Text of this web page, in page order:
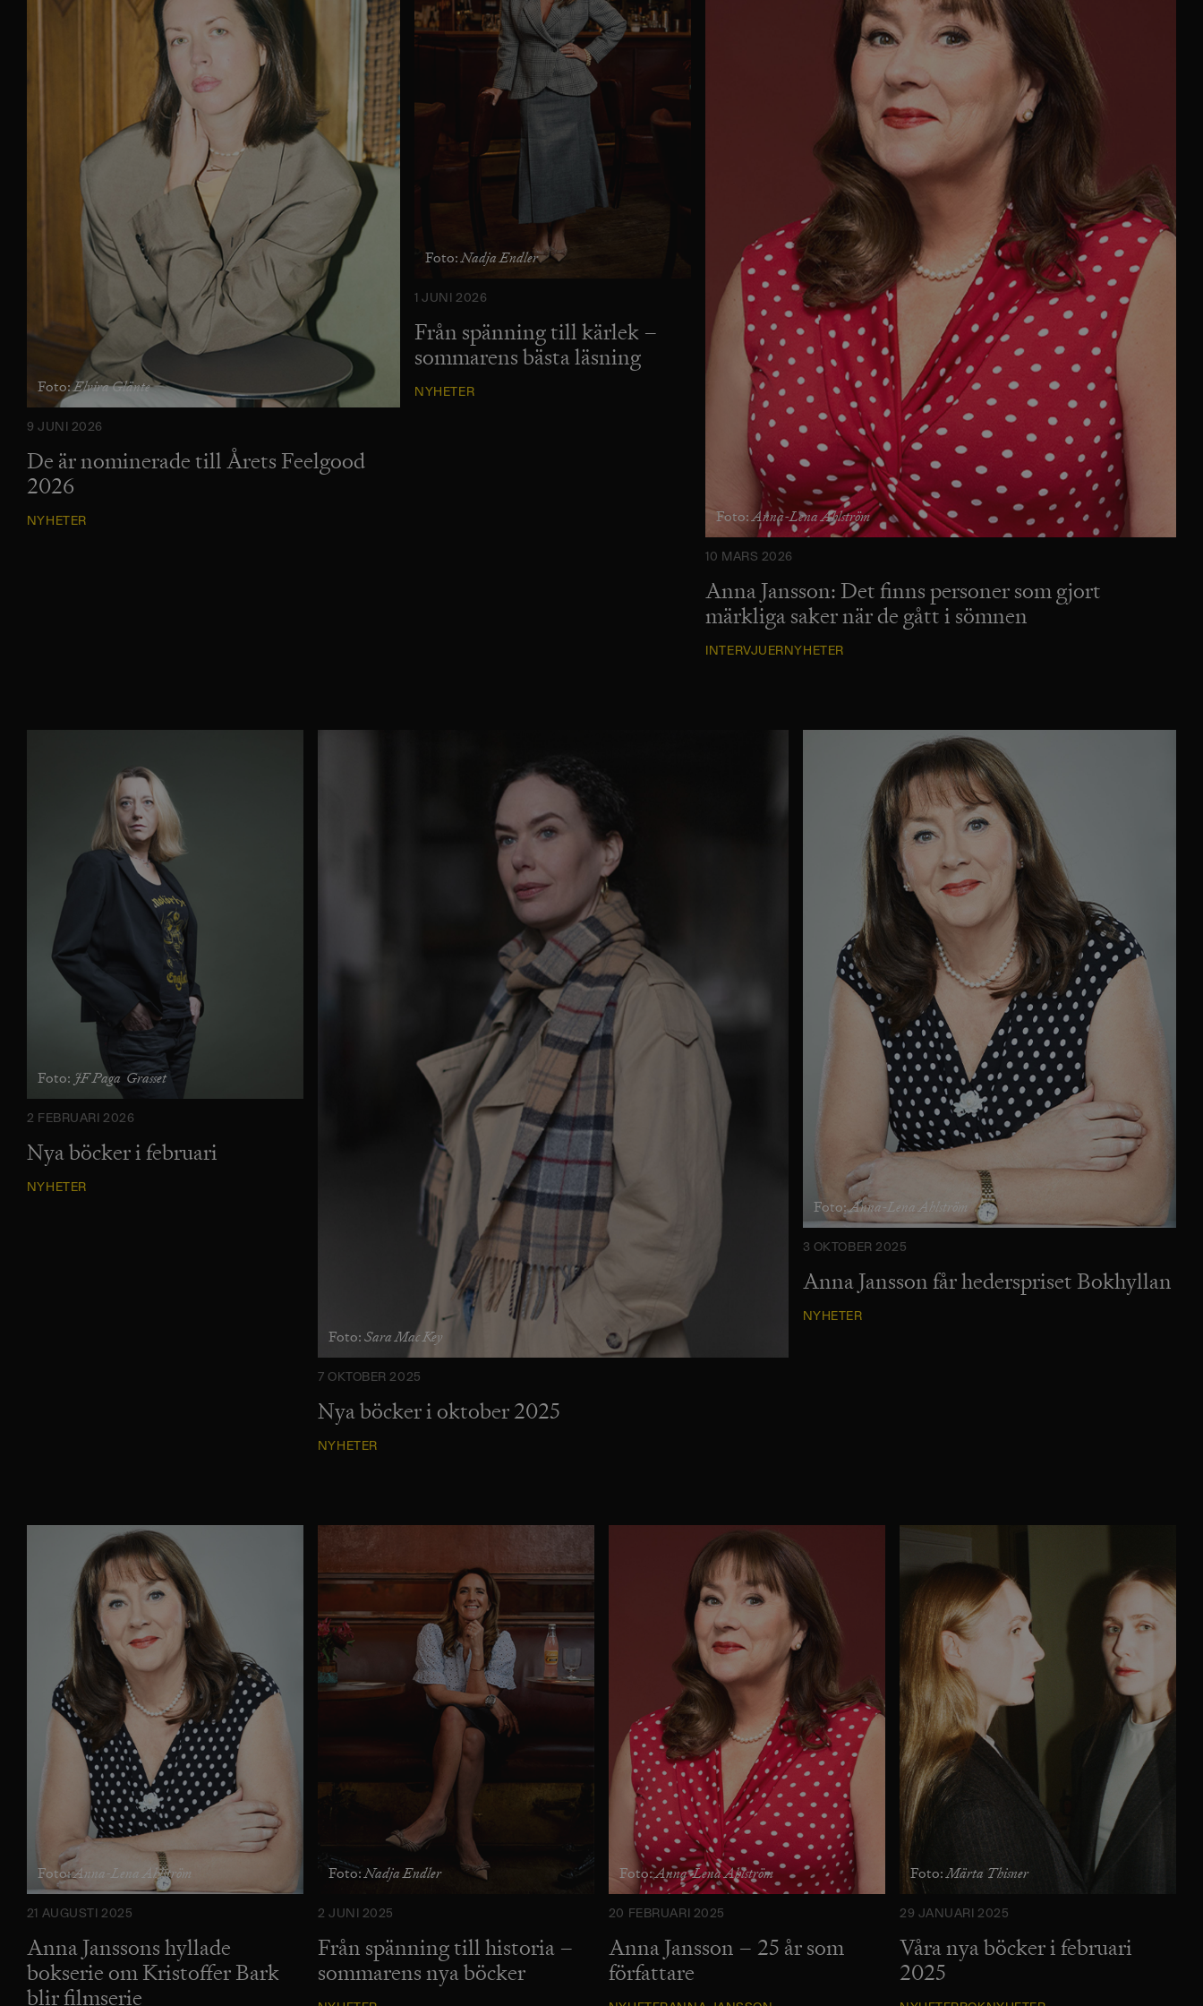
Foto:Elvira Glänte
9 JUNI 2026
De är nominerade till Årets Feelgood
2026
NYHETER
Foto:Nadja Endler
1 JUNI 2026
Från spänning till kärlek –
sommarens bästa läsning
NYHETER
Foto:Anna-Lena Ahlström
10 MARS 2026
Anna Jansson: Det finns personer som gjort
märkliga saker när de gått i sömnen
INTERVJUERNYHETER
Foto: JF Paga  Grasset
2 FEBRUARI 2026
Nya böcker i februari
NYHETER
Foto:Sara Mac Key
7 OKTOBER 2025
Nya böcker i oktober 2025
NYHETER
Foto:Anna-Lena Ahlström
3 OKTOBER 2025
Anna Jansson får hederspriset Bokhyllan
NYHETER
Foto:Anna-Lena Ahlström
21 AUGUSTI 2025
Anna Janssons hyllade
bokserie om Kristoffer Bark
blir filmserie
Foto:Nadja Endler
2 JUNI 2025
Från spänning till historia –
sommarens nya böcker
Foto:Anna-Lena Ahlström
20 FEBRUARI 2025
Anna Jansson – 25 år som
författare
Foto:Märta Thisner
29 JANUARI 2025
Våra nya böcker i februari
2025